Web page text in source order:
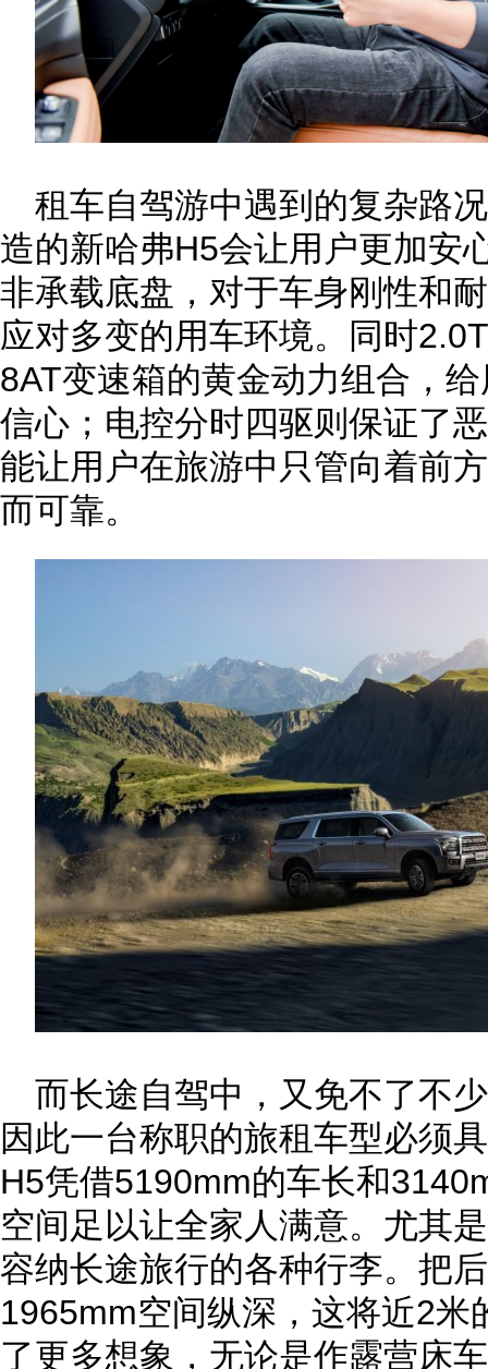
租车自驾游中遇到的复杂路
造的新哈弗H5会让用户更加安
非承载底盘，对于车身刚性和
应对多变的用车环境。同时
8AT变速箱的黄金动力组合，
信心；电控分时四驱则保证了
能让用户在旅游中只管向着前
而可靠。
而长途自驾中，又免不了不
因此一台称职的旅租车型必须
H5凭借5190mm的车长和
空间足以让全家人满意。尤其
容纳长途旅行的各种行李。把
1965mm空间纵深，这将近2米
了更多想象，无论是作露营床